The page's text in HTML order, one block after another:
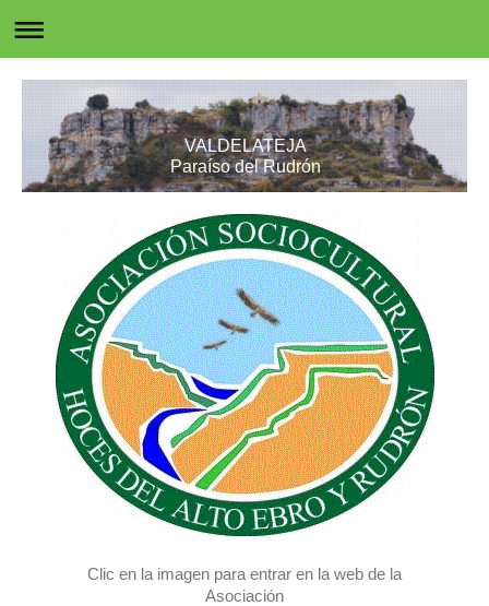
VALDELATEJA
Paraíso del Rudrón
Clic en la imagen para entrar en la web de la
Asociación